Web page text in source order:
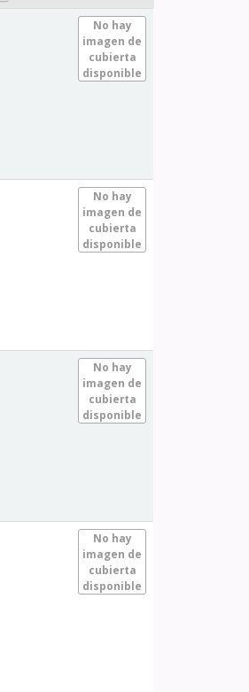
No hay
imagen de
cubierta
disponible
No hay
imagen de
cubierta
disponible
No hay
imagen de
cubierta
disponible
No hay
imagen de
cubierta
disponible